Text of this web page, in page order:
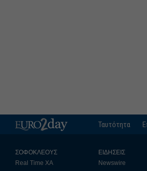
Ταυτότητα
ΣΟΦΟΚΛΕΟΥΣ
Real Time ΧΑ
ΕΙΔΗΣΕΙΣ
Newswire